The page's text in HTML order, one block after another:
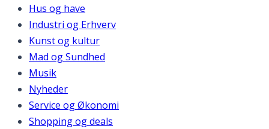
Hus og have
Industri og Erhverv
Kunst og kultur
Mad og Sundhed
Musik
Nyheder
Service og Økonomi
Shopping og deals